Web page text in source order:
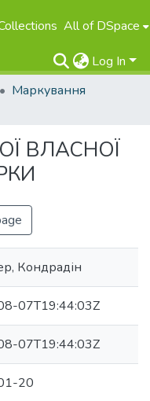
All of DSpace
Log In
Маркування
ВЛАСНОЇ
Кондрадін
07T19:44:03Z
07T19:44:03Z
20